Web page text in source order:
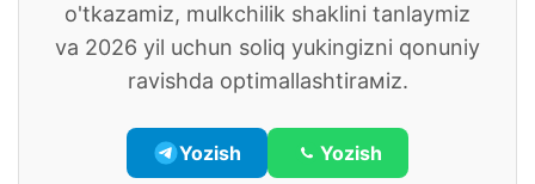
o'tkazamiz, mulkchilik shaklini tanlaymiz
va 2026 yil uchun soliq yukingizni qonuniy
ravishda optimallashtirамiz.
Yozish Yozish